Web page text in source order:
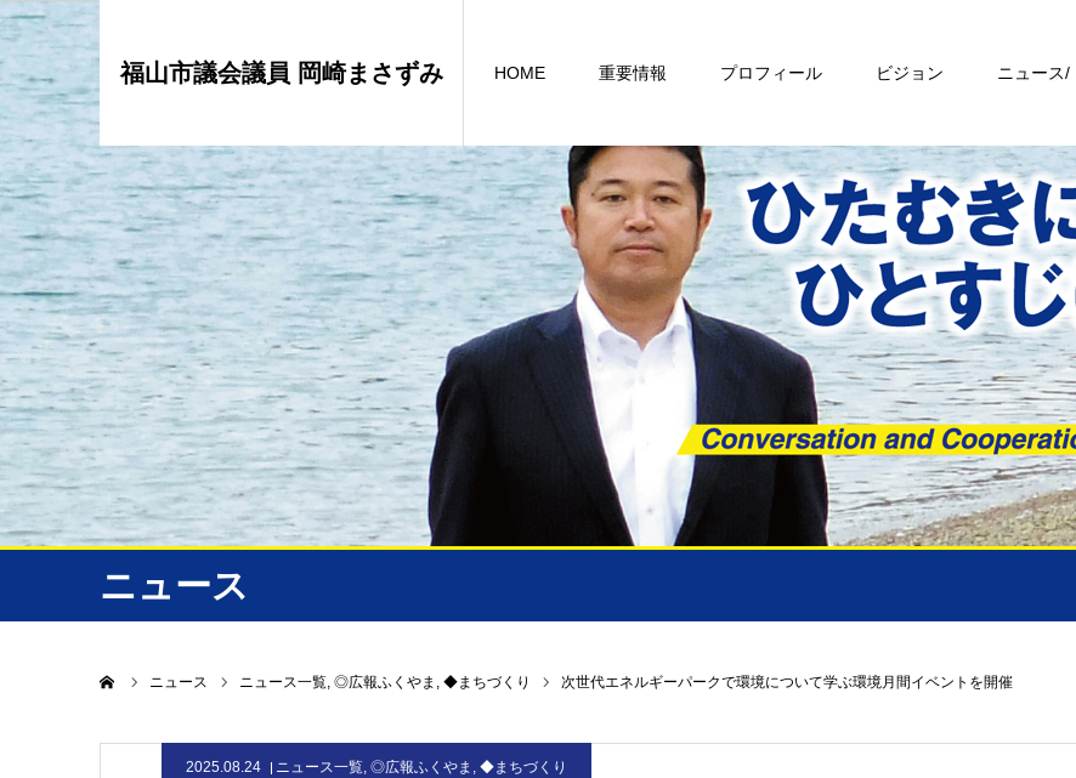
福山市議会議員 岡崎まさずみ HOME 重要情報 プロフィール ビジョン ニュース/
ニュース
ニュース ニュース一覧 ◎広報ふくやま ◆まちづくり 次世代エネルギーパークで環境について学ぶ環境月間イベントを開催
2025.08.24 ニュース一覧, ◎広報ふくやま , ◆まちづくり